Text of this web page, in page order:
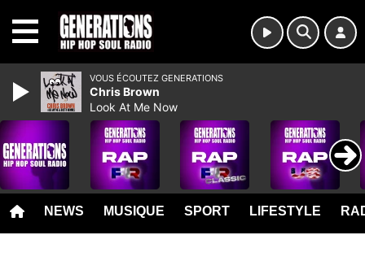
NEWS MUSIQUE SPORT LIFESTYLE
VOUS ÉCOUTEZ GENERATIONS
Chris Brown
Look At Me Now